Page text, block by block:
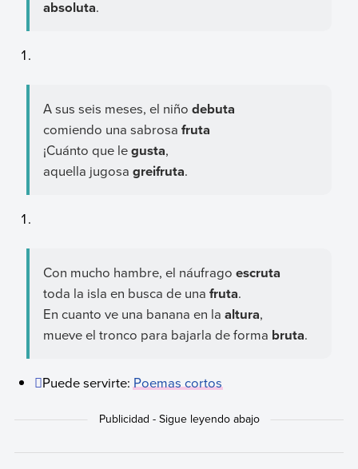
absoluta.
A sus seis meses, el niño debuta
comiendo una sabrosa fruta
¡Cuánto que legusta,
aquella jugosa greifruta.
Con mucho hambre, el náufrago escruta
toda la isla en busca de una fruta.
En cuanto ve una banana en la altura,
mueve el tronco para bajarla de forma bruta.
Puede servirte: Poemas cortos